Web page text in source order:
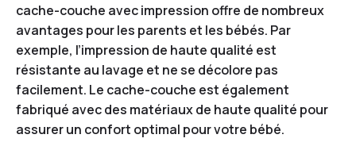
cache-couche avec impression offre de nombreux
avantages pour les parents et les bébés. Par
exemple, l’impression de haute qualité est
résistante au lavage et ne se décolore pas
facilement. Le cache-couche est également
fabriqué avec des matériaux de haute qualité pour
assurer un confort optimal pour votre bébé.